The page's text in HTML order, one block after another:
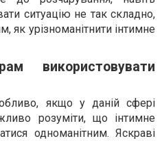
ситуацію не так складно,
як урізноманітнити інтимне
використовувати
якщо у даній сфері
розуміти, що інтимне
одноманітним. Яскраві